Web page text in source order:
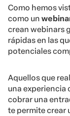
Como hemos
como un
crean webinars
rápidas en las
potenciales
Aquellos que
una experiencia
cobrar una
te permite crear